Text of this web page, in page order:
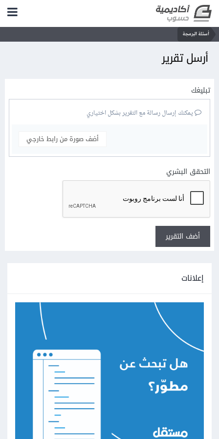
أسئلة البرمجة
أرسل تقرير
تبليغك
يمكنك إرسال رسالة مع التقرير بشكل اختياري
أضف صورة من رابط خارجي
التحقق البشري
أضف التقرير
إعلانات